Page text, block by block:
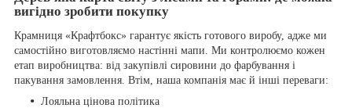
вигідно зробити покупку
Крамниця «Крафтбокс» гарантує якість готового виробу, адже ми
самостійно виготовляємо настінні мапи. Ми контролюємо кожен
етап виробництва: від закупівлі сировини до фарбування і
пакування замовлення. Втім, наша компанія має й інші переваги:
Лояльна цінова політика